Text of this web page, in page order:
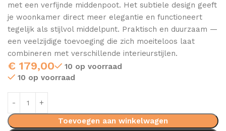
met een verfijnde middenpoot. Het subtiele design geeft
je woonkamer direct meer elegantie en functioneert
tegelijk als stijlvol middelpunt. Praktisch en duurzaam —
een veelzijdige toevoeging die zich moeiteloos laat
combineren met verschillende interieurstijlen.
€ 179,00
10 op voorraad
10 op voorraad
Toevoegen aan winkelwagen